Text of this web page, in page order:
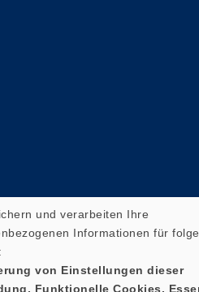
und verarbeiten Ihre
Informationen für
von Einstellungen dieser
Funktionelle Cookies,